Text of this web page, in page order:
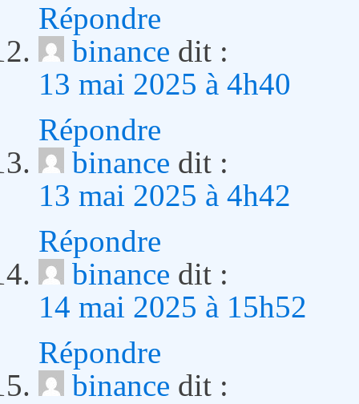
Répondre
binance dit :
13 mai 2025 à 4h40
Répondre
binance dit :
13 mai 2025 à 4h42
Répondre
binance dit :
14 mai 2025 à 15h52
Répondre
binance dit :